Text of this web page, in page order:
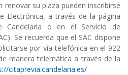
renovar su plaza pueden inscribirse
Electrónica, a través de la página
Candelaria o en el Servicio de
Se recuerda que el SAC dispone
por vía telefónica en el 922
manera telemática a través de la
citaprevia.candelaria.es/